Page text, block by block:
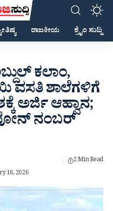
ರಾಜಕೀಯ ಕ್ರೈಂ ಸುದ್ದಿ
ಕಲಾಂ,
ವಸತಿ ಶಾಲೆಗಳಿಗೆ
ಅರ್ಜಿ ಆಹ್ವಾನ;
ನಂಬರ್
16, 2026
2 Min Read